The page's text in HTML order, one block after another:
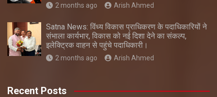
2 months ago Arish Ahmed
Satna News: विंध्य विकास प्राधिकरण के पदाधिकारियों ने
संभाला कार्यभार, विकास को नई दिशा देने का संकल्प,
इलेक्ट्रिक वाहन से पहुंचे पदाधिकारी।
2 months ago Arish Ahmed
Recent Posts